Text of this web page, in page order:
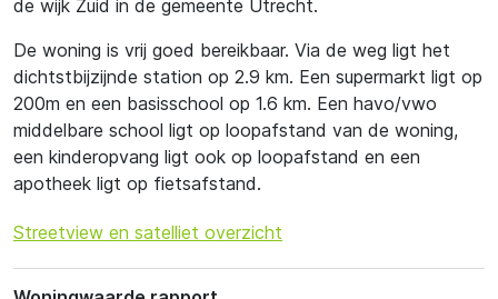
de wijk Zuid in de gemeente Utrecht.
De woning is vrij goed bereikbaar. Via de weg ligt het
dichtstbijzijnde station op 2.9 km. Een supermarkt ligt op
200m en een basisschool op 1.6 km. Een havo/vwo
middelbare school ligt op loopafstand van de woning,
een kinderopvang ligt ook op loopafstand en een
apotheek ligt op fietsafstand.
Streetview en satelliet overzicht